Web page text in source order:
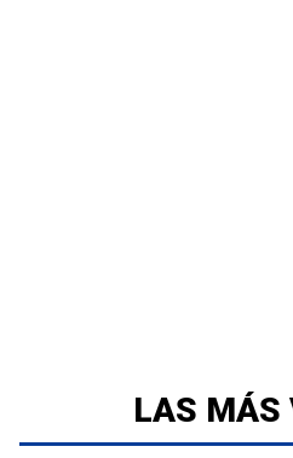
LAS MÁS